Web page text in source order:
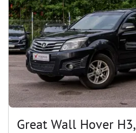
Great Wall Hover H3,